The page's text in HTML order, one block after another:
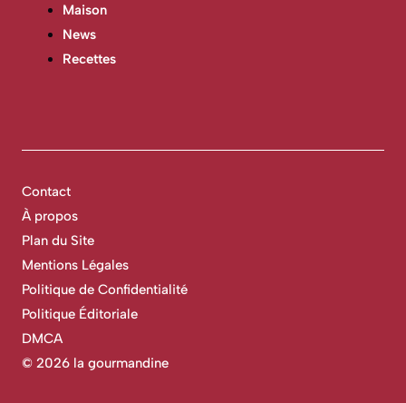
Maison
News
Recettes
© 2026 la gourmandine
Contact
À propos
Plan du Site
Mentions Légales
Politique de Confidentialité
Politique Éditoriale
DMCA